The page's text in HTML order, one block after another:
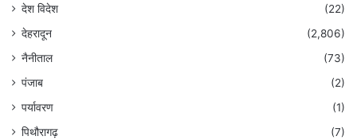
देश विदेश
(22)
देहरादून
(2,806)
नैनीताल
(73)
पंजाब
(2)
पर्यावरण
(1)
पिथौरागढ़
(7)